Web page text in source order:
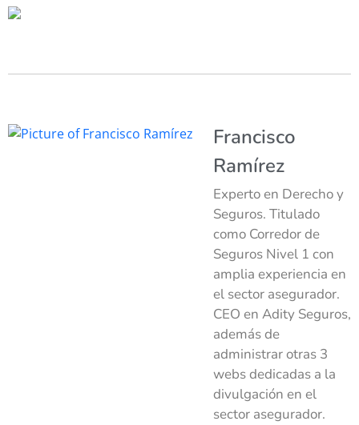
Francisco
Ramírez
Experto en Derecho y
Seguros. Titulado
como Corredor de
Seguros Nivel 1 con
amplia experiencia en
el sector asegurador.
CEO en Adity Seguros,
además de
administrar otras 3
webs dedicadas a la
divulgación en el
sector asegurador.